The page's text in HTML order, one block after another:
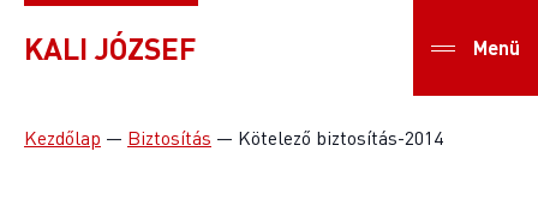
KALI JÓZSEF Menü
Kezdőlap — Biztosítás — Kötelező biztosítás-2014